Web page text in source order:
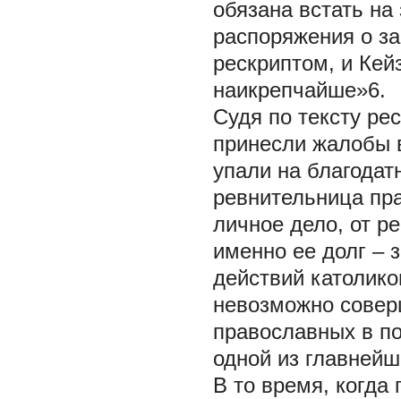
обязана встать
распоряжения о
рескриптом, и
наикрепчайше»6.
Судя по тексту
принесли жалобы
упали на
ревнительница
личное дело, от
именно ее долг –
действий
невозможно
православных в
одной из
В то время, когда